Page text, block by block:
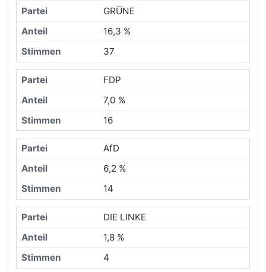
GRÜNE
16,3 %
37
FDP
7,0 %
16
AfD
6,2 %
14
DIE LINKE
1,8 %
4